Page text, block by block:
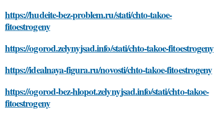
https://hudeite-bez-problem.ru/stati/chto-takoe-
fitoestrogeny
https://ogorod.zelynyjsad.info/stati/chto-takoe-fitoestrogeny
https://idealnaya-figura.ru/novosti/chto-takoe-fitoestrogeny
https://ogorod-bez-hlopot.zelynyjsad.info/stati/chto-takoe-
fitoestrogeny